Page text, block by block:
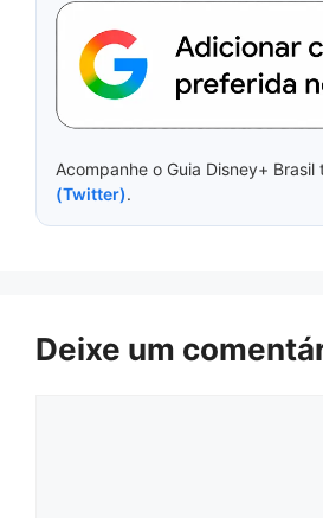
Acompanhe o Guia Disney+ Brasil
(Twitter).
Deixe um